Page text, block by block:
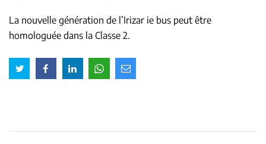
La nouvelle génération de l’Irizar ie bus peut être
homologuée dans la Classe 2.